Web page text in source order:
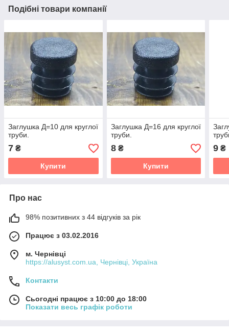
Подібні товари компанії
Заглушка Д=10 для круглої
труби.
7 ₴
Купити
Заглушка Д=16 для круглої
труби.
8₴
Купити
9 ₴
Про нас
98% позитивних з 44 відгуків за рік
Працює з 03.02.2016
м. Чернівці
https://alusyst.com.ua, Чернівці, Україна
Контакти
Сьогодні працює з 10:00 до 18:00
Показати весь графік роботи